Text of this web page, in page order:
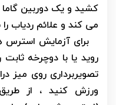
کشید و یک دوربین
می کند و علائم ردیاب
برای آزمایش استرس
روید یا با دوچرخه
تصویربرداری روی میز
ورزش کنید ، از